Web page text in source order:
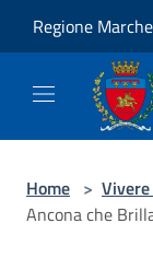
Regione Marche
Home >
Ancona che